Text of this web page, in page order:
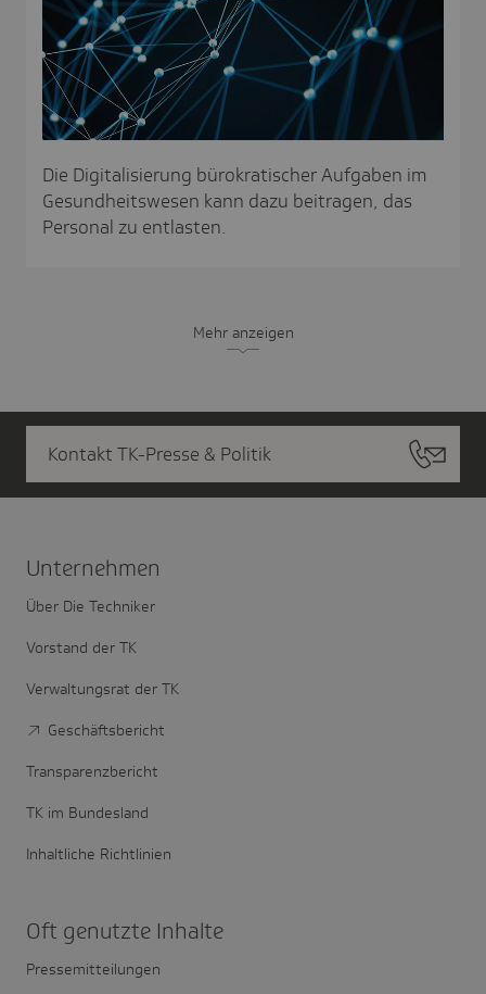
Die Digitalisierung bürokratischer Aufgaben im
Gesundheitswesen kann dazu beitragen, das
Personal zu entlasten.
Mehr anzeigen
Kontakt TK-Presse & Politik
Unter­nehmen
Über Die Techniker
Vorstand der TK
Verwaltungsrat der TK
Geschäftsbericht
Transparenzbericht
TK im Bundesland
Inhaltliche Richtlinien
Oft genutzte Inhalte
Pressemitteilungen